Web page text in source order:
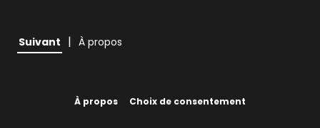
Suivant | À propos
À propos Choix de consentement